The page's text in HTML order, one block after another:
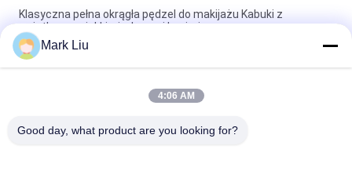
Klasyczna pełna okrągła pędzel do makijażu Kabuki z
wyjątkowo miękkimi włosami kozimi
Vonira Beauty Duży wachlarz pędzli do makijażu koziego /
drewnianego uchwytu Pędzle do makijażu wysokiej klasy
Ultra miękka kozia szczotka do makijażu z policzkiem z
Mark Liu
4:06 AM
Good day, what product are you looking for?